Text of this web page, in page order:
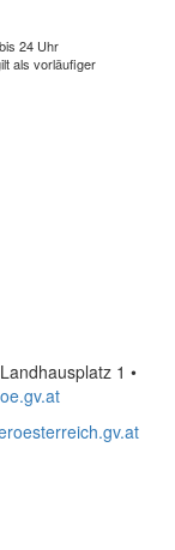
24 Uhr
als vorläufiger
1 •